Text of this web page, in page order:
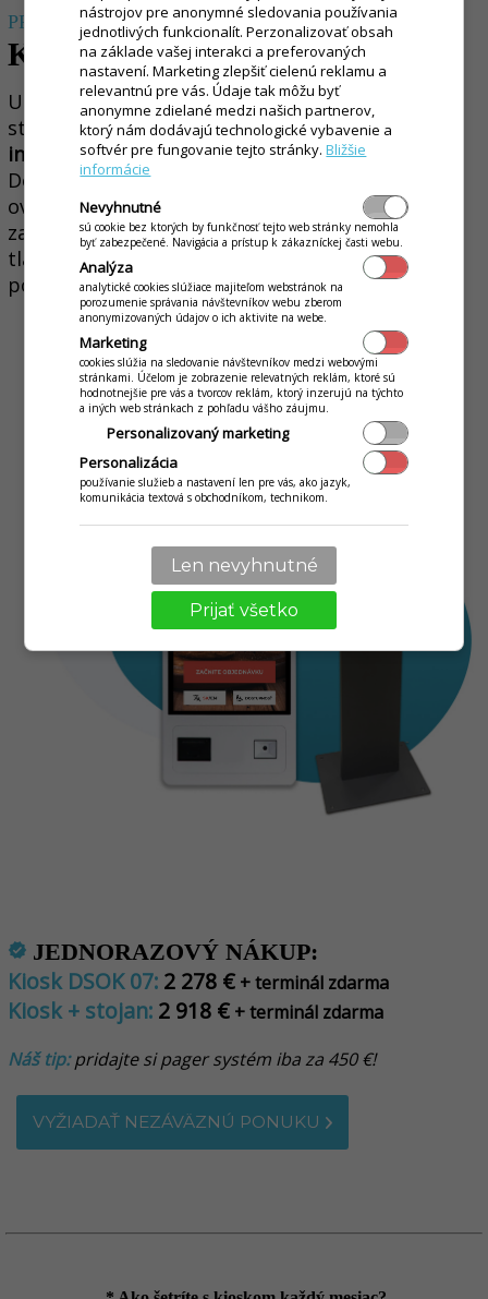
PRISP ÔSOBÍ SA PRIESTORU
Kiosk DSOK 07
Univerzálny kiosk, ktorý sa vďaka inštalácii na
stenu alebo na stojan dokonaleprispôsobí
individuálnym potrebám každého priestoru
Dotykový 21.5" displej zabezpečuje rýchle
ovládanie a skracuje čakacie doby. Súčasťou
zariadenia je integrovaný terminál a rýchla
tlačiareň na okamžité vydávanie účteniek a
potvrdení.
verified JEDNORAZOVÝ NÁKUP:
Kiosk DSOK 07: 2 278 € + terminál zdarma
Kiosk + stojan: 2 918 € + terminál zdarma
Náš tip:pridajte si pager systém iba za 450 €!
VYŽIADAŤ NEZÁVÄZNÚ PONUKU
nástrojov pre anonymné sledovania používania
jednotlivých funkcionalít. Perzonalizovať obsah
na základe vašej interakci a preferovaných
nastavení. Marketing zlepšiť cielenú reklamu a
relevantnú pre vás. Údaje tak môžu byť
anonymne zdielané medzi našich partnerov,
ktorý nám dodávajú technologické vybavenie a
softvér pre fungovanie tejto stránky.Bližšie
informácie
Nevyhnutné
sú cookie bez ktorých by funkčnosť tejto web stránky nemohla
byť zabezpečené. Navigácia a prístup k zákazníckej časti webu.
Analýza
analytické cookies slúžiace majiteľom webstránok na
porozumenie správania návštevníkov webu zberom
anonymizovaných údajov o ich aktivite na webe.
Marketing
cookies slúžia na sledovanie návštevníkov medzi webovými
stránkami. Účelom je zobrazenie relevatných reklám, ktoré sú
hodnotnejšie pre vás a tvorcov reklám, ktorý inzerujú na týchto
a iných web stránkach z pohľadu vášho záujmu.
Personalizovaný marketing
Personalizácia
používanie služieb a nastavení len pre vás, ako jazyk,
komunikácia textová s obchodníkom, technikom.
Len nevyhnutné
Prijať všetko